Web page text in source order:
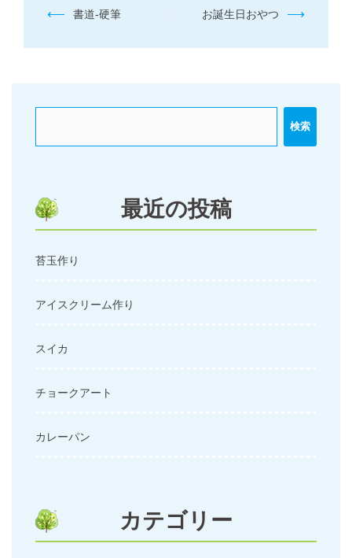
投
ゲ
ン
⟵ 書道-硬筆 お誕生日おやつ ⟶
検索
最近の投稿
苔玉作り
アイスクリーム作り
スイカ
チョークアート
カレーパン
カテゴリー